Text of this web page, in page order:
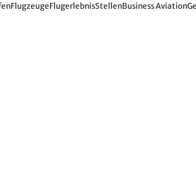
FlugzeugeFlugerlebnisStellenBusiness Aviation